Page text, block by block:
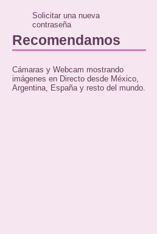
Solicitar una nueva
contraseña
Recomendamos
Cámaras y Webcam mostrando
imágenes en Directo desde México,
Argentina, España y resto del mundo.